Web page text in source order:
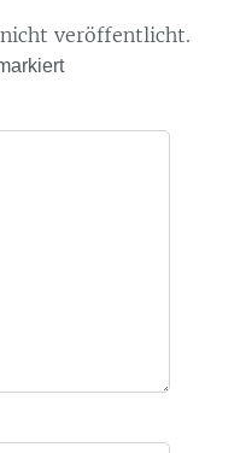
veröffentlicht.